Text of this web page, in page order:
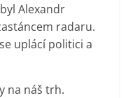
Alexandr
radaru.
uplácí politici a
na náš trh.